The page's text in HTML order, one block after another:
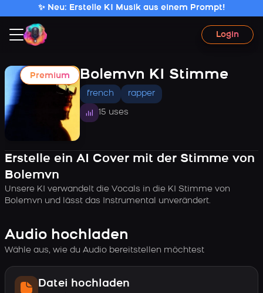
✨ Neu: Erstelle KI Musik aus einem Prompt!
Login
Premium Bolemvn KI Stimme
french rapper
15 uses
Erstelle ein AI Cover mit der Stimme von
Bolemvn
Unsere KI verwandelt die Vocals in die KI Stimme von
Bolemvn und lässt das Instrumental unverändert.
Audio hochladen
Wähle aus, wie du Audio bereitstellen möchtest
Datei hochladen